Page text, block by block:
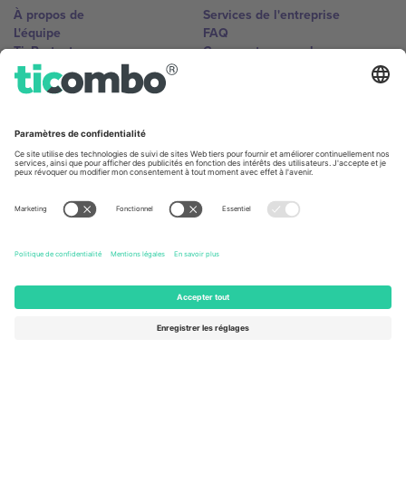
À propos de
L'équipe
TixProtect
Imprimer
Conditions générales
Services de l'entreprise
FAQ
Comment ça marche
Centre d'information sur la
Ticombo France
Mimi Balkanska 132, 1540, Sofia,